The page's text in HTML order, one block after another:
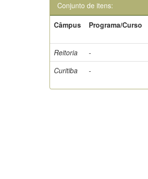
Conjunto de itens:
Câmpus
Programa/Curso
Reitoria -
Curitiba
-